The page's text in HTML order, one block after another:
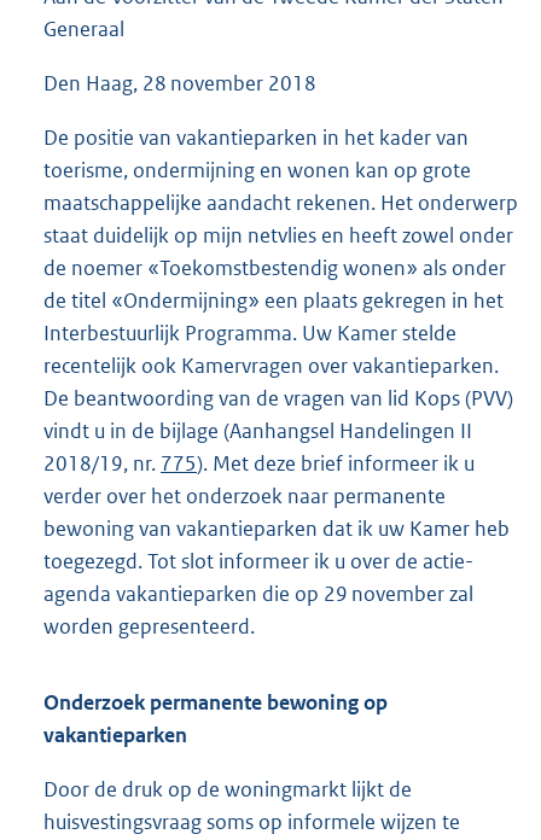
b
Generaal
Den Haag, 28 november 2018
De positie van vakantieparken in het kader van
toerisme, ondermijning en wonen kan op grote
maatschappelijke aandacht rekenen. Het onderwerp
staat duidelijk op mijn netvlies en heeft zowel onder
de noemer «Toekomstbestendig wonen» als onder
de titel «Ondermijning» een plaats gekregen in het
Interbestuurlijk Programma. Uw Kamer stelde
recentelijk ook Kamervragen over vakantieparken.
De beantwoording van de vragen van lid Kops (PVV)
vindt u in de bijlage (Aanhangsel Handelingen II
2018/19, nr. 775). Met deze brief informeer ik u
verder over het onderzoek naar permanente
bewoning van vakantieparken dat ik uw Kamer heb
toegezegd. Tot slot informeer ik u over de actie-
agenda vakantieparken die op 29 november zal
worden gepresenteerd.
Onderzoek permanente bewoning op
vakantieparken
Door de druk op de woningmarkt lijkt de
huisvestingsvraag soms op informele wijzen te